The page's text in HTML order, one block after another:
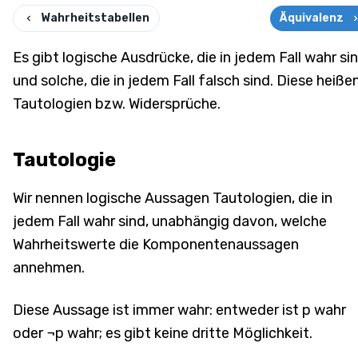
Wahrheitstabellen Äquivalenz
Es gibt logische Ausdrücke, die in jedem Fall wahr
und solche, die in jedem Fall falsch sind. Diese
Tautologien bzw. Widersprüche.
Tautologie
Wir nennen logische Aussagen Tautologien, die in
jedem Fall wahr sind, unabhängig davon, welche
Wahrheitswerte die Komponentenaussagen
annehmen.
Diese Aussage ist immer wahr: entweder ist p wahr
oder ¬p wahr; es gibt keine dritte Möglichkeit.